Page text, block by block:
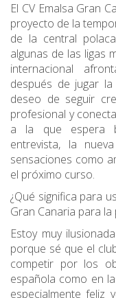
El CV Emalsa Gran
proyecto de la
de la central
algunas de las ligas
internacional
después de jugar
deseo de seguir
profesional y
a la que espera
entrevista, la
sensaciones como
el próximo curso.
¿Qué significa para
Gran Canaria para
Estoy muy
porque sé que el
competir por los
española como en
especialmente feliz